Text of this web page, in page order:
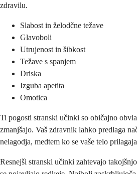
zdravilu.
Slabost in želodčne težave
Glavoboli
Utrujenost in šibkost
Težave s spanjem
Driska
Izguba apetita
Omotica
Ti pogosti stranski učinki so običajno
zmanjšajo. Vaš zdravnik lahko predlaga
nelagodja, medtem ko se vaše telo
Resnejši stranski učinki zahtevajo